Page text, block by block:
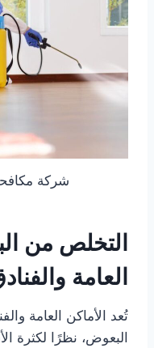
شركة
التخلص من
العامة
تُعد الأماكن العامة
البعوض، نظرًا لكثرة